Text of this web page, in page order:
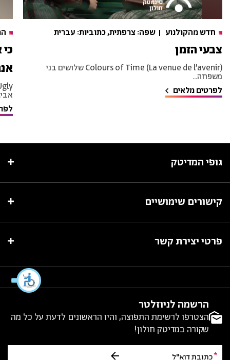
חדש מהקולנוע שפה: צרפתית, כתוביות: עברית
צבעי הזמן
Colours of Time (La venue de l’avenir) שלושים בני
משפחה...
לפרטים מלאים
גופי המדיטק
קישורים שימושיים
פרטי יצירת קשר
הרשמה לניוזלטר
הצטרפו לרשימת התפוצה, והיו הראשונים לדעת על כל מה
שקורה במדיטק חולון!